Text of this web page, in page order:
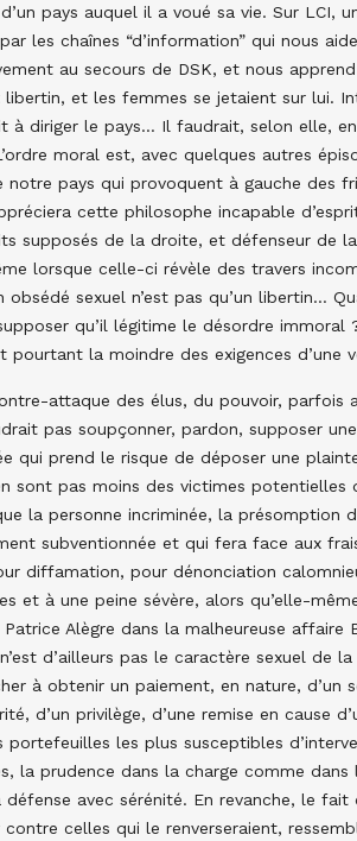
pays auquel il a voué sa vie. Sur LCI,
les chaînes “d’information” qui nous
au secours de DSK, et nous
et les femmes se jetaient sur lui.
à diriger le pays… Il faudrait, selon elle,
moral est, avec quelques autres
notre pays qui provoquent à gauche des
cette philosophe incapable
supposés de la droite, et défenseur de
lorsque celle-ci révèle des travers
obsédé sexuel n’est pas qu’un libertin…
qu’il légitime le désordre immoral
pourtant la moindre des exigences d’une
attaque des élus, du pouvoir, parfois
pas soupçonner, pardon, supposer
qui prend le risque de déposer une
sont pas moins des victimes
la personne incriminée, la présomption
subventionnée et qui fera face aux
diffamation, pour dénonciation
et à une peine sévère, alors qu’elle-
Alègre dans la malheureuse
d’ailleurs pas le caractère sexuel de
à obtenir un paiement, en nature, d’un
d’un privilège, d’une remise en cause
portefeuilles les plus susceptibles
la prudence dans la charge comme dans
défense avec sérénité. En revanche, le fait
contre celles qui le renverseraient,